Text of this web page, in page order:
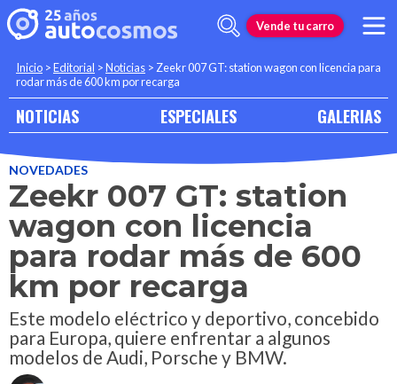
Vende tu carro
Inicio >Editorial >Noticias >Zeekr 007 GT: station wagon con licencia para
rodar más de 600 km por recarga
NOTICIAS ESPECIALES GALERIAS
NOVEDADES
Zeekr 007 GT: station
wagon con licencia
para rodar más de 600
km por recarga
Este modelo eléctrico y deportivo, concebido
para Europa, quiere enfrentar a algunos
modelos de Audi, Porsche y BMW.